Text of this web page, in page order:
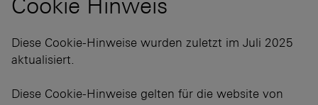
Cookie Hinweis
Diese Cookie-Hinweise wurden zuletzt im Juli 2025
aktualisiert.
Diese Cookie-Hinweise gelten für die website von